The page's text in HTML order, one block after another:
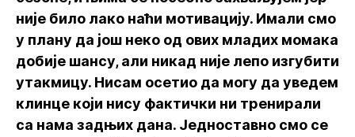
није било лако наћи мотивацију. Имали смо
у плану да још неко од ових младих момака
добије шансу, али никад није лепо изгубити
утакмицу. Нисам осетио да могу да уведем
клинце који нису фактички ни тренирали
са нама задњих дана. Једноставно смо се